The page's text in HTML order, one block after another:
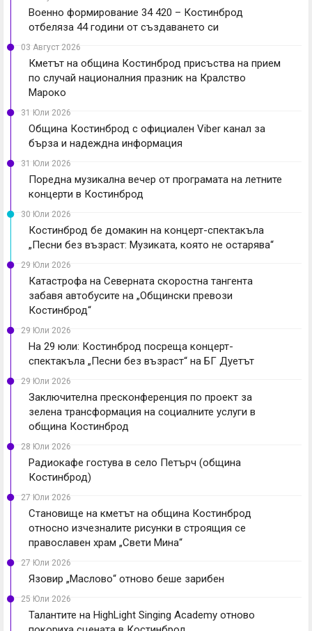
Военно формирование 34 420 – Костинброд
отбеляза 44 години от създаването си
03 Август 2026
Кметът на община Костинброд присъства на прием
по случай националния празник на Кралство
Мароко
31 Юли 2026
Община Костинброд с официален Viber канал за
бърза и надеждна информация
31 Юли 2026
Поредна музикална вечер от програмата на летните
концерти в Костинброд
30 Юли 2026
Костинброд бе домакин на концерт-спектакъла
„Песни без възраст: Музиката, която не остарява“
29 Юли 2026
Катастрофа на Северната скоростна тангента
забавя автобусите на „Общински превози
Костинброд“
29 Юли 2026
На 29 юли: Костинброд посреща концерт-
спектакъла „Песни без възраст“ на БГ Дуетът
29 Юли 2026
Заключителна пресконференция по проект за
зелена трансформация на социалните услуги в
община Костинброд
28 Юли 2026
Радиокафе гостува в село Петърч (община
Костинброд)
27 Юли 2026
Становище на кметът на община Костинброд
относно изчезналите рисунки в строящия се
православен храм „Свети Мина“
27 Юли 2026
Язовир „Маслово“ отново беше зарибен
25 Юли 2026
Талантите на HighLight Singing Academy отново